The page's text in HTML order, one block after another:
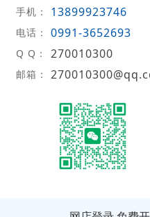
手机： 13899923746
电话： 0991-3652693
Q Q： 270010300
邮箱：